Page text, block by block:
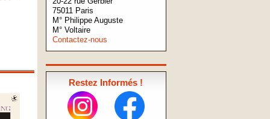
75011 Paris
M° Philippe Auguste
M° Voltaire
Contactez-nous
Restez Informés !